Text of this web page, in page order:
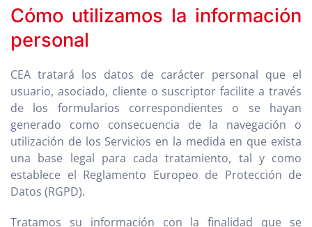
Cómo utilizamos la información
personal
CEA tratará los datos de carácter personal que el
usuario, asociado, cliente o suscriptor facilite a través
de los formularios correspondientes o se hayan
generado como consecuencia de la navegación o
utilización de los Servicios en la medida en que exista
una base legal para cada tratamiento, tal y como
establece el Reglamento Europeo de Protección de
Datos (RGPD).
Tratamos su información con la finalidad que se